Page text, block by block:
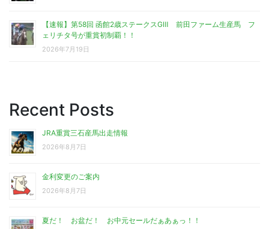
【速報】第58回 函館2歳ステークスGⅢ 前田ファーム生産馬 フ
ェリチタ号が重賞初制覇！！
2026年7月19日
Recent Posts
JRA重賞三石産馬出走情報
2026年8月7日
金利変更のご案内
2026年8月7日
夏だ！ お盆だ！ お中元セールだぁあぁっ！！